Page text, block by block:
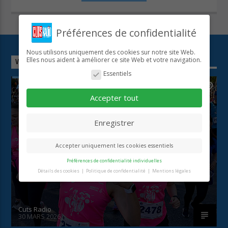
VOUS AIMEREZ AUSSI
ACTUALITÉS LOISIRS ET SORTIES 0
LA MARSEILLAISE DES FEMMES
Cuts Radio
30 MARS 2026
Préférences de confidentialité
Nous utilisons uniquement des cookies sur notre site Web.
Elles nous aident à améliorer ce site Web et votre navigation.
Essentiels
Accepter tout
Enregistrer
Accepter uniquement les cookies essentiels
Préférences de confidentialité individuelles
Détails des cookies
Politique de confidentialité Mentions légales
Préférence de confidentialité
Vous trouverez ici un aperçu de tous les cookies
utilisés. Vous pouvez autoriser toutes les
catégories ou afficher les informations détaillées
et sélectionner certains cookies seulement.